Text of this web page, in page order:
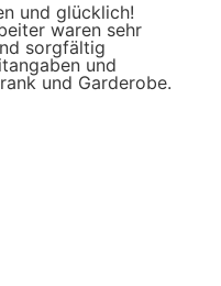
und glücklich!
waren sehr
sorgfältig
und
und Garderobe.